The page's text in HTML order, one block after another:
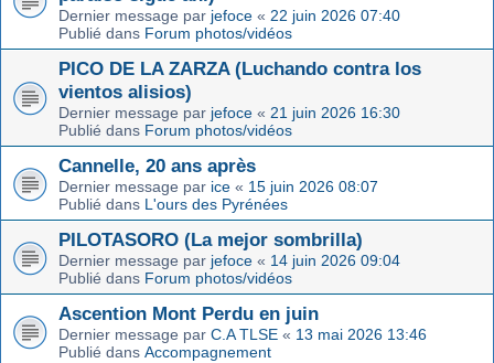
Dernier message par jefoce « 22 juin 2026 07:40
Publié dans Forum photos/vidéos
PICO DE LA ZARZA (Luchando contra los
vientos alisios)
Dernier message par jefoce « 21 juin 2026 16:30
Publié dans Forum photos/vidéos
Cannelle, 20 ans après
Dernier message par ice « 15 juin 2026 08:07
Publié dans L'ours des Pyrénées
PILOTASORO (La mejor sombrilla)
Dernier message par jefoce « 14 juin 2026 09:04
Publié dans Forum photos/vidéos
Ascention Mont Perdu en juin
Dernier message par C.A TLSE « 13 mai 2026 13:46
Publié dans Accompagnement